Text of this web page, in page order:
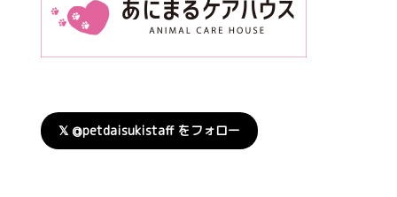
𝕏 @petdaisukistaff をフォロー